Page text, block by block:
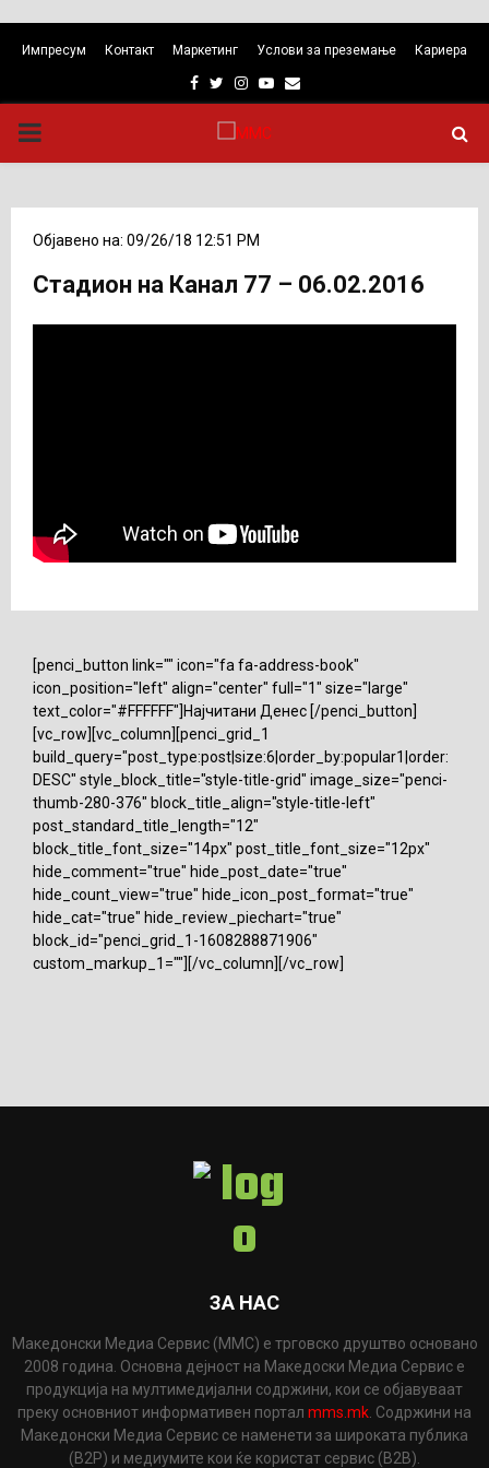
Импресум Контакт Маркетинг Услови за преземање Кариера
Facebook
TwitterInstagram
Youtube
Email
PRIMARY
Објавено на: 09/26/18 12:51 PM
Стадион на Канал 77 – 06.02.2016
[penci_button link="" icon="fa fa-address-book"
icon_position="left" align="center" full="1" size="large"
text_color="#FFFFFF"]Најчитани Денес [/penci_button]
[vc_row][vc_column][penci_grid_1
build_query="post_type:post|size:6|order_by:popular1|order:
DESC" style_block_title="style-title-grid" image_size="penci-
thumb-280-376" block_title_align="style-title-left"
post_standard_title_length="12"
block_title_font_size="14px" post_title_font_size="12px"
hide_comment="true" hide_post_date="true"
hide_count_view="true" hide_icon_post_format="true"
hide_cat="true" hide_review_piechart="true"
block_id="penci_grid_1-1608288871906"
custom_markup_1=""][/vc_column][/vc_row]
ЗА НАС
Македонски Медиа Сервис (ММС) е трговско друштво основано
2008 година. Основна дејност на Македоски Медиа Сервис е
продукција на мултимедијални содржини, кои се објавуваат
преку основниот информативен портал mms.mk . Содржини на
Македонски Медиа Сервис се наменети за широката публика
(B2P) и медиумите кои ќе користат сервис (B2B).